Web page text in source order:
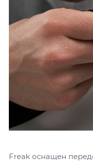
Freak оснащен